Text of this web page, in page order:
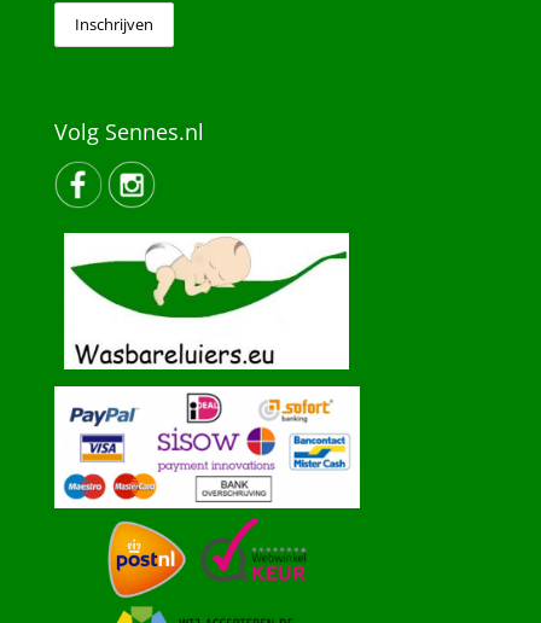
Volg Sennes.nl